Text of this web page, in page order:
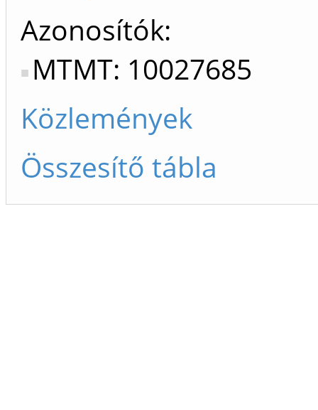
Azonosítók
MTMT: 10027685
Közlemények
Összesítő tábla